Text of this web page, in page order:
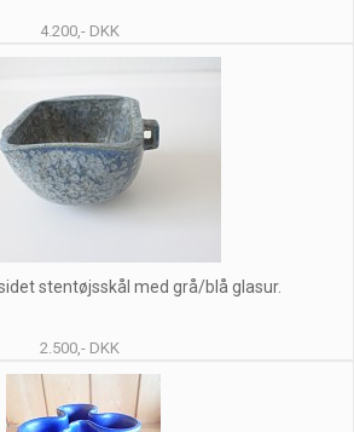
4.200,- DKK
stentøjsskål med grå/blå glasur.
2.500,- DKK